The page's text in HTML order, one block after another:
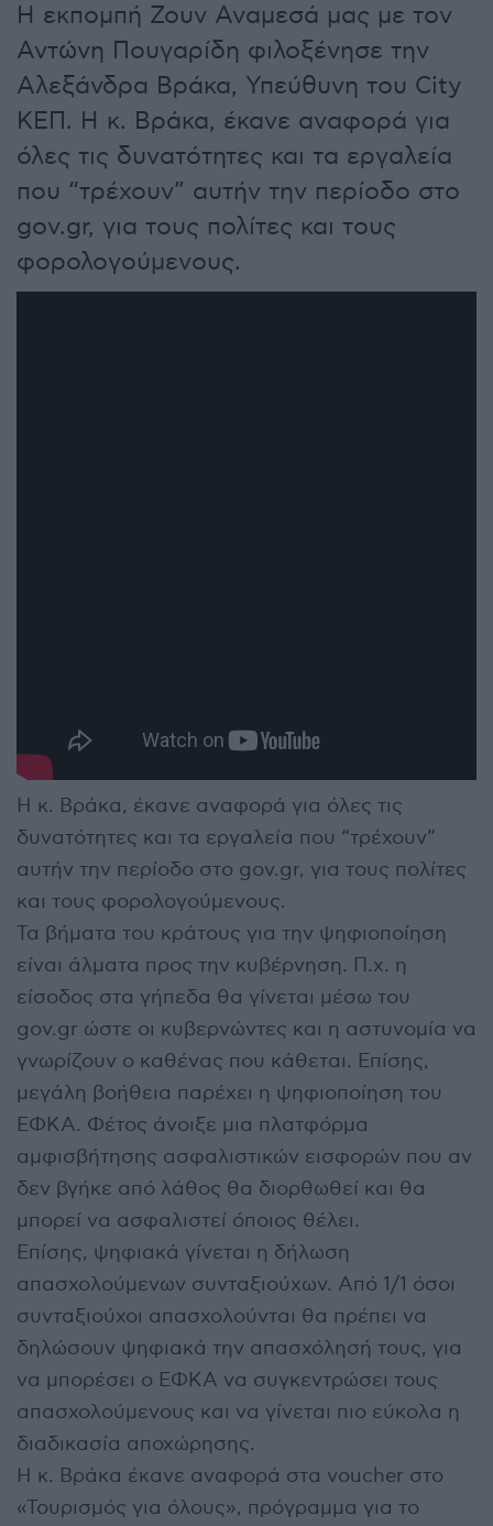
Η εκπομπή Ζουν Αναμεσά μας με τον
Αντώνη Πουγαρίδη φιλοξένησε την
Αλεξάνδρα Βράκα, Υπεύθυνη του City
ΚΕΠ. Η κ. Βράκα, έκανε αναφορά για
όλες τις δυνατότητες και τα εργαλεία
που “τρέχουν” αυτήν την περίοδο στο
gov.gr, για τους πολίτες και τους
φορολογούμενους.
Η κ. Βράκα, έκανε αναφορά για όλες τις
δυνατότητες και τα εργαλεία που “τρέχουν”
αυτήν την περίοδο στο gov.gr, για τους πολίτες
και τους φορολογούμενους.
Τα βήματα του κράτους για την ψηφιοποίηση
είναι άλματα προς την κυβέρνηση. Π.χ. η
είσοδος στα γήπεδα θα γίνεται μέσω του
gov.gr ώστε οι κυβερνώντες και η αστυνομία να
γνωρίζουν ο καθένας που κάθεται. Επίσης,
μεγάλη βοήθεια παρέχει η ψηφιοποίηση του
ΕΦΚΑ. Φέτος άνοιξε μια πλατφόρμα
αμφισβήτησης ασφαλιστικών εισφορών που αν
δεν βγήκε από λάθος θα διορθωθεί και θα
μπορεί να ασφαλιστεί όποιος θέλει.
Επίσης, ψηφιακά γίνεται η δήλωση
απασχολούμενων συνταξιούχων. Από 1/1 όσοι
συνταξιούχοι απασχολούνται θα πρέπει να
δηλώσουν ψηφιακά την απασχόλησή τους, για
να μπορέσει ο ΕΦΚΑ να συγκεντρώσει τους
απασχολούμενους και να γίνεται πιο εύκολα η
διαδικασία αποχώρησης.
Η κ. Βράκα έκανε αναφορά στα voucher στο
«Τουρισμός για όλους», πρόγραμμα για το